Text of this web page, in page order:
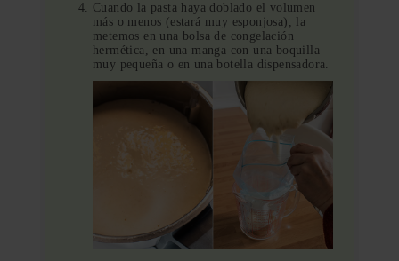
Cuando la pasta haya doblado el volumen
más o menos (estará muy esponjosa), la
metemos en una bolsa de congelación
hermética, en una manga con una boquilla
muy pequeña o en una botella dispensadora.